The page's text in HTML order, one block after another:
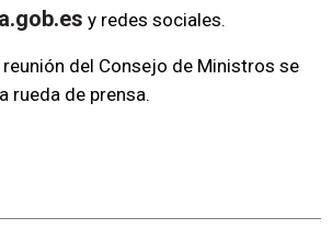
y redes sociales.
reunión del Consejo de Ministros se
rueda de prensa.